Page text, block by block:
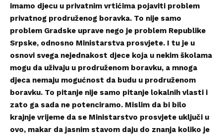
imamo djecu u privatnim vrtićima pojaviti problem
privatnog prodruženog boravka. To nije samo
problem Gradske uprave nego je problem Republike
Srpske, odnosno Ministarstva prosvjete. I tu je u
osnovi svega nejednakost djece koja u nekim školama
mogu da uživaju u prodruženom boravku, a mnoga
djeca nemaju mogućnost da budu u prodruženom
boravku. To pitanje nije samo pitanje lokalnih vlasti i
zato ga sada ne potenciramo. Mislim da bi bilo
krajnje vrijeme da se Ministarstvo prosvjete uključi u
ovo, makar da jasnim stavom daju do znanja koliko je